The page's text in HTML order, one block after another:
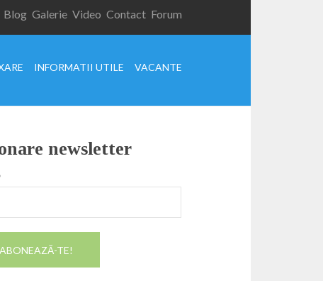
Blog Galerie Video Contact Forum
INFORMATII UTILE VACANTE
newsletter